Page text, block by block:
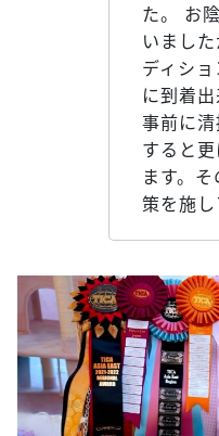
た。 お
いまし
ディシ
に到着
事前に
すると
ます。
策を施し